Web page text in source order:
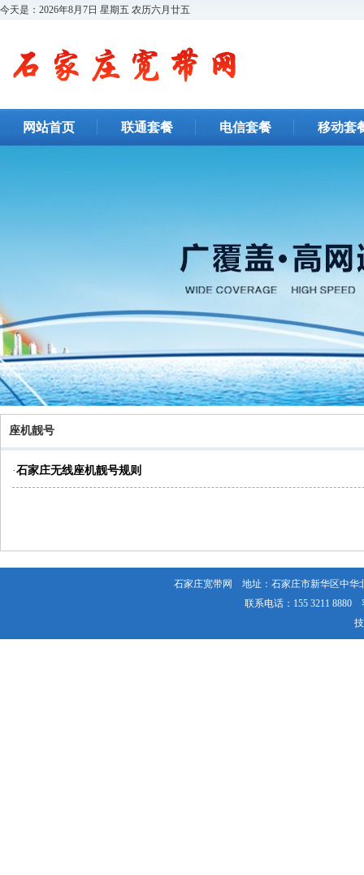
今天是： 2026年8月7日 星期五 农历六月廿五
网站首页 联通套餐 电信套餐 移动套
座机靓号
·石家庄无线座机靓号规则
石家庄宽带网 地址：石家庄市新华区中
联系电话：155 3211 8880